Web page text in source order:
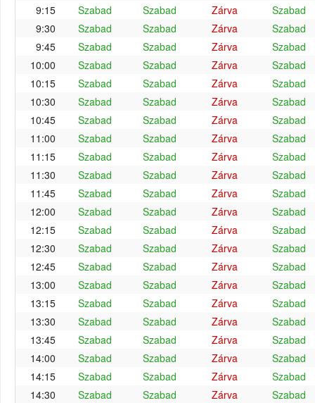
9:15
Szabad Szabad Zárva
Szabad
9:30
Szabad Szabad Zárva
Szabad
9:45
Szabad Szabad Zárva
Szabad
10:00
Szabad Szabad Zárva
Szabad
10:15
Szabad Szabad Zárva
Szabad
10:30
Szabad Szabad Zárva
Szabad
10:45
Szabad Szabad Zárva
Szabad
11:00
Szabad Szabad Zárva
Szabad
11:15
Szabad Szabad Zárva
Szabad
11:30
Szabad Szabad Zárva
Szabad
11:45
Szabad Szabad Zárva
Szabad
12:00
Szabad Szabad Zárva
Szabad
12:15
Szabad Szabad Zárva
Szabad
12:30
Szabad Szabad Zárva
Szabad
12:45
Szabad Szabad Zárva
Szabad
13:00
Szabad Szabad Zárva
Szabad
13:15
Szabad Szabad Zárva
Szabad
13:30
Szabad Szabad Zárva
Szabad
13:45
Szabad Szabad Zárva
Szabad
14:00
Szabad Szabad Zárva
Szabad
14:15
Szabad Szabad Zárva
Szabad
14:30
Szabad Szabad Zárva
Szabad